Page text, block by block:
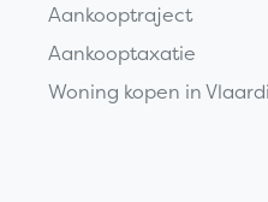
Aankooptraject
Aankooptaxatie
Woning kopen in